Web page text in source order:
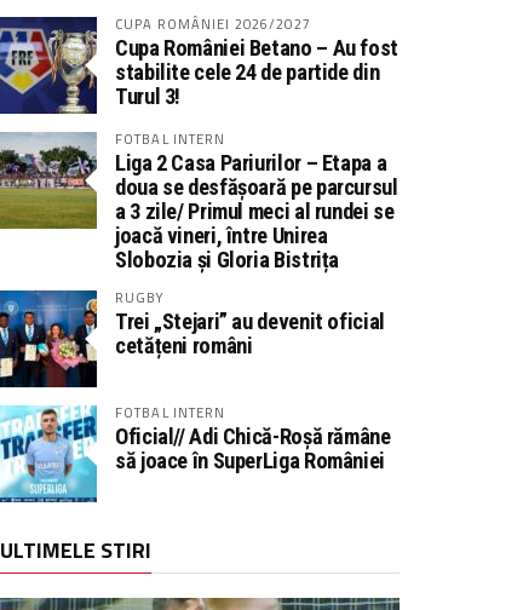
CUPA ROMÂNIEI 2026/2027
Cupa României Betano – Au fost
stabilite cele 24 de partide din
Turul 3!
FOTBAL INTERN
Liga 2 Casa Pariurilor – Etapa a
doua se desfășoară pe parcursul
a 3 zile/ Primul meci al rundei se
joacă vineri, între Unirea
Slobozia și Gloria Bistrița
RUGBY
Trei „Stejari” au devenit oficial
cetățeni români
FOTBAL INTERN
Oficial// Adi Chică-Roșă rămâne
să joace în SuperLiga României
ULTIMELE STIRI